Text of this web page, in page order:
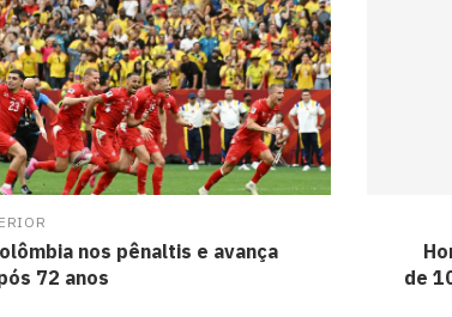
nos pênaltis e avança
72 anos
de